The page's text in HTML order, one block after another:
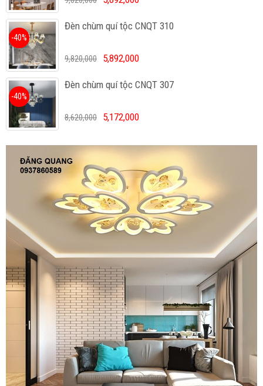
Đèn chùm quí tộc CNQT 310
-40%
9,820,000 5,892,000
Đèn chùm quí tộc CNQT 307
-40%
8,620,000 5,172,000